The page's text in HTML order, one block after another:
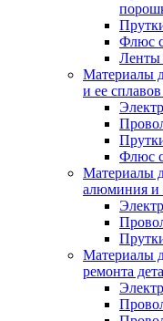
Флюс
Ленты
Материалы
и ее сплавов
Флюс
Материалы
алюминия и
Материалы
ремонта